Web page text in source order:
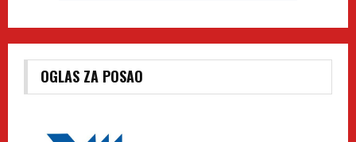
OGLAS ZA POSAO